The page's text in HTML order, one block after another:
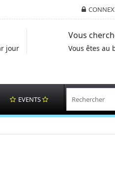
jour
Vous
Vous êtes au
EVENTS